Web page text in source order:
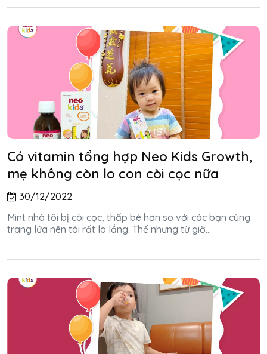
Có vitamin tổng hợp Neo Kids Growth,
mẹ không còn lo con còi cọc nữa
30/12/2022
Mint nhà tôi bị còi cọc, thấp bé hơn so với các bạn cùng
trang lứa nên tôi rất lo lắng. Thế nhưng từ giờ...